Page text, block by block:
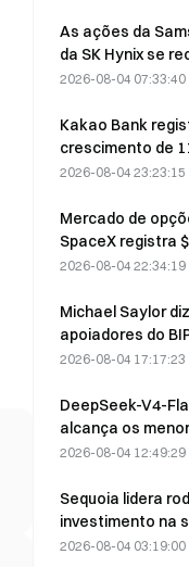
da Xinyuan sofre
de 27%
As ações da
da SK Hynix se
de perdas de 5%
2026-08-04 07:33:40
Kakao Bank
crescimento de
lucro líquido do 2º
lucro do 1º
atinge recorde
2026-08-04 23:23:15
Mercado de
SpaceX registra
misteriosas
330 antes do
na sexta-feira
2026-08-04 22:34:19
Michael Saylor
apoiadores do
para “recuarem”
mineradores
2,70%
2026-08-04 17:17:23
DeepSeek-V4-
alcança os
custos
modelos de IA
benchmarks mais
recentes
2026-08-04 12:49:29
Sequoia lidera
investimento na
nuclear Valar
2026-08-04 03:19:00